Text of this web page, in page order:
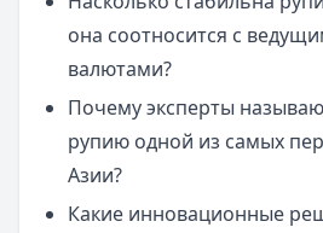
она соотносится с
валютами?
Почему эксперты
рупию одной из самых
Азии?
Какие инновационные